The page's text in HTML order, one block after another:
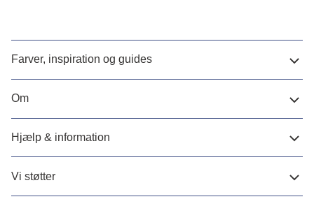
Farver, inspiration og guides
Om
Hjælp & information
Vi støtter